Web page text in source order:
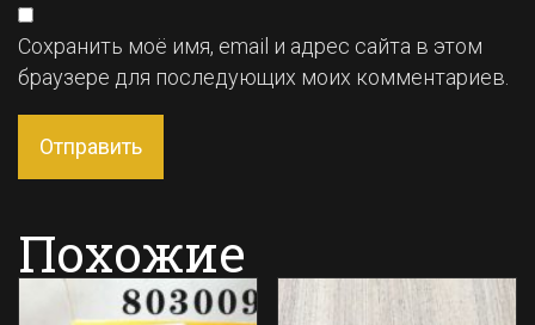
Сохранить моё имя, email и адрес сайта в этом
браузере для последующих моих комментариев.
Похожие